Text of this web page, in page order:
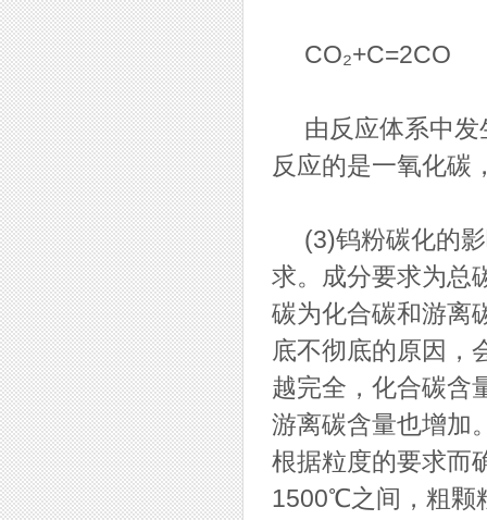
CO₂+C=2CO
由反应体系中发
反应的是一氧化碳
(3)钨粉碳化的影
求。成分要求为总
碳为化合碳和游离
底不彻底的原因，
越完全，化合碳含
游离碳含量也增加
根据粒度的要求而
1500℃之间，粗颗